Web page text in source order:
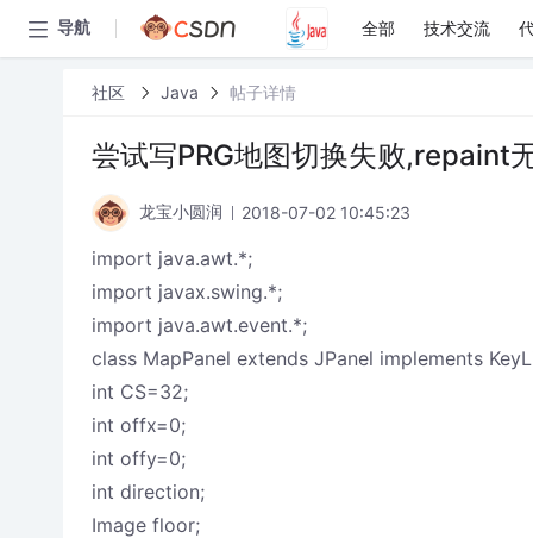
导航 全部 技术交流
社区 Java 帖子详情
尝试写PRG地图切换失败,repaint
龙宝小圆润 2018-07-02 10:45:23
import java.awt.*;
import javax.swing.*;
import java.awt.event.*;
class MapPanel extends JPanel implements
int CS=32;
int offx=0;
int offy=0;
int direction;
Image floor;